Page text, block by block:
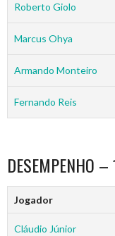
Roberto Giolo
Marcus Ohya
Armando Monteiro
Fernando Reis
DESEMPENHO –
Jogador
Cláudio Júnior